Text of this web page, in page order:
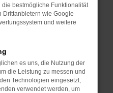
Seiten
die Seite in einem
in einem privaten
helfen,
zu beheben.
bestmögliche Funktionalität
Drittanbietern wie Google
und weitere
es uns, die Nutzung der
die Leistung zu messen und
Technologien eingesetzt,
verwendet werden, um